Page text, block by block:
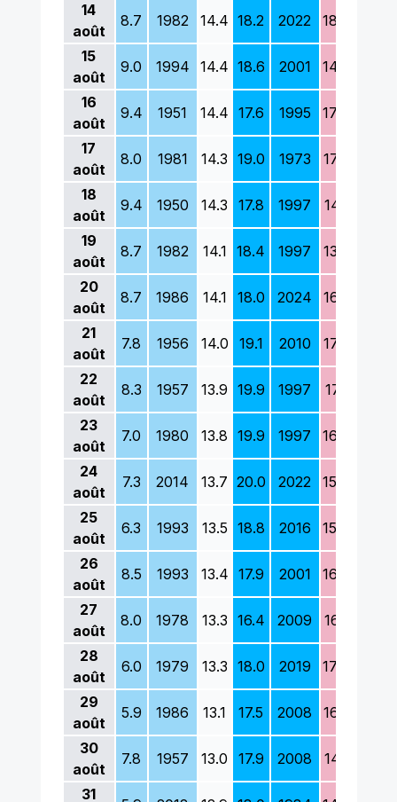
14
août
8.7 1982 14.4 18.2 2022 18.0
15
août
9.0 1994 14.4 18.6 2001 14.6
16
août
9.4 1951 14.4 17.6 1995 17.4
17
août
8.0 1981 14.3 19.0 1973 17.0
18
août
9.4 1950 14.3 17.8 1997 14.1
19
août
8.7 1982 14.1 18.4 1997 13.5
20
août
8.7 1986 14.1 18.0 2024 16.3
21
août
7.8 1956 14.0 19.1 2010 17.0
22
août
8.3 1957 13.9 19.9 1997 17.1
23
août
7.0 1980 13.8 19.9 1997 16.0
24
août
7.3 2014 13.7 20.0 2022 15.8
25
août
6.3 1993 13.5 18.8 2016 15.4
26
août
8.5 1993 13.4 17.9 2001 16.6
27
août
8.0 1978 13.3 16.4 2009 16.1
28
août
6.0 1979 13.3 18.0 2019 17.4
29
août
5.9 1986 13.1 17.5 2008 16.3
30
août
7.8 1957 13.0 17.9 2008 14.1
31